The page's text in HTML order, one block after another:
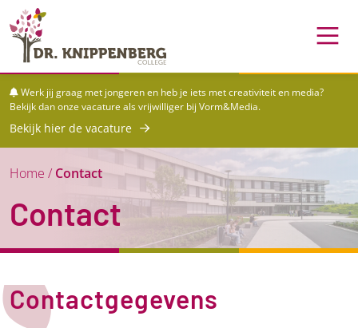
Skip to content
Skip to footer
Werk jij graag met jongeren en heb je iets met creativiteit en media?
Bekijk dan onze vacature als vrijwilliger bij Vorm&Media.
Bekijk hier de vacature
Home / Contact
Contact
Contactgegevens